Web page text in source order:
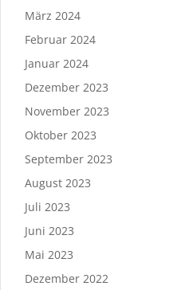
März 2024
Februar 2024
Januar 2024
Dezember 2023
November 2023
Oktober 2023
September 2023
August 2023
Juli 2023
Juni 2023
Mai 2023
Dezember 2022